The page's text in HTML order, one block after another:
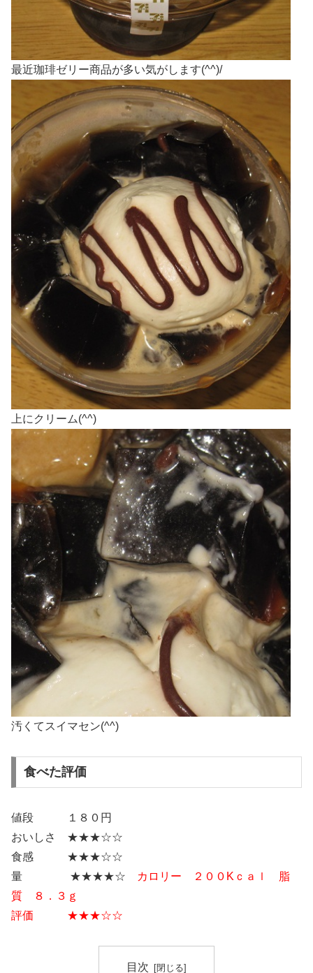
最近珈琲ゼリー商品が多い気がします(^^)/
上にクリーム(^^)
汚くてスイマセン(^^)
食べた評価
値段 １８０円
おいしさ ★★★☆☆
食感 ★★★☆☆
量 ★★★★☆
カロリー ２００Kｃａｌ 脂
質 ８．３ｇ
評価 ★★★☆☆
目次